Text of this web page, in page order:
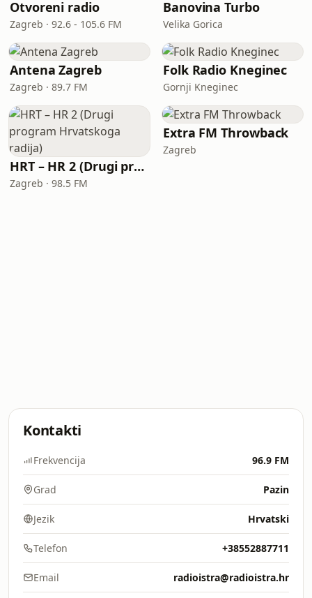
Otvoreni radio
Zagreb · 92.6 - 105.6 FM
Banovina Turbo
Velika Gorica
Antena Zagreb
Zagreb · 89.7 FM
Folk Radio Kneginec
Gornji Kneginec
HRT – HR 2 (Drugi program Hrvatskoga radija)
Zagreb · 98.5 FM
Extra FM Throwback
Zagreb
Kontakti
Frekvencija 96.9 FM
Grad Pazin
Jezik Hrvatski
Telefon +38552887711
Email radioistra@radioistra.hr